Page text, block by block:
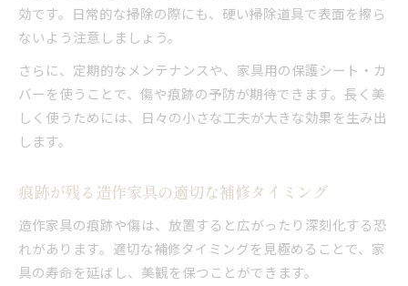
効です。日常的な掃除の際にも、硬い掃除道具で表面を擦ら
ないよう注意しましょう。
さらに、定期的なメンテナンスや、家具用の保護シート・カ
バーを使うことで、傷や痕跡の予防が期待できます。長く美
しく使うためには、日々の小さな工夫が大きな効果を生み出
します。
痕跡が残る造作家具の適切な補修タイミング
造作家具の痕跡や傷は、放置すると広がったり深刻化する恐
れがあります。適切な補修タイミングを見極めることで、家
具の寿命を延ばし、美観を保つことができます。